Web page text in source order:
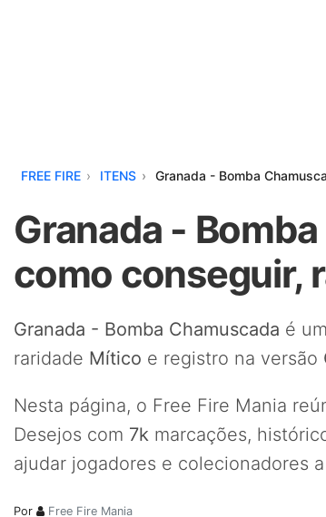
FREE FIRE ITENS Granada - Bomba
Granada -
como conseguir,
Granada - Bomba Chamuscada é
raridade Mítico e registro na versão
Nesta página, o Free Fire Mania
Desejos com 7k marcações,
ajudar jogadores e colecionadores
Por
Free Fire Mania